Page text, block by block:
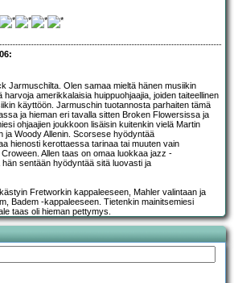
Jarmuschilta. Olen samaa mieltä hänen musiikin
amerikkalaisia huippuohjaajia, joiden taiteellinen
käyttöön. Jarmuschin tuotannosta parhaiten tämä
ja hieman eri tavalla sitten Broken Flowersissa ja
ohjaajien joukkoon lisäisin kuitenkin vielä Martin
ja Woody Allenin. Scorsese hyödyntää
hienosti kerottaessa tarinaa tai muuten vain
Allen taas on omaa luokkaa jazz -
sentään hyödyntää sitä luovasti ja
Fretworkin kappaleeseen, Mahler valintaan ja
Badem -kappaleeseen. Tietenkin mainitsemiesi
taas oli hieman pettymys.